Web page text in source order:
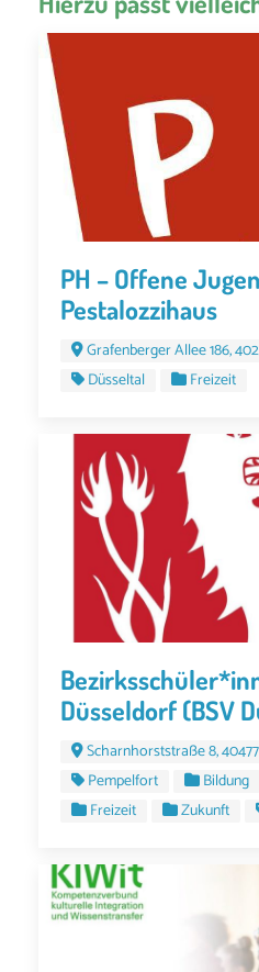
PH – Offene
Pestalozzihaus
Grafenberger Allee 186,
Düsseltal
Freizeit
Düsseldorf (BSV
Scharnhorststraße 8,
Pempelfort
Bildung
Freizeit
Zukunft